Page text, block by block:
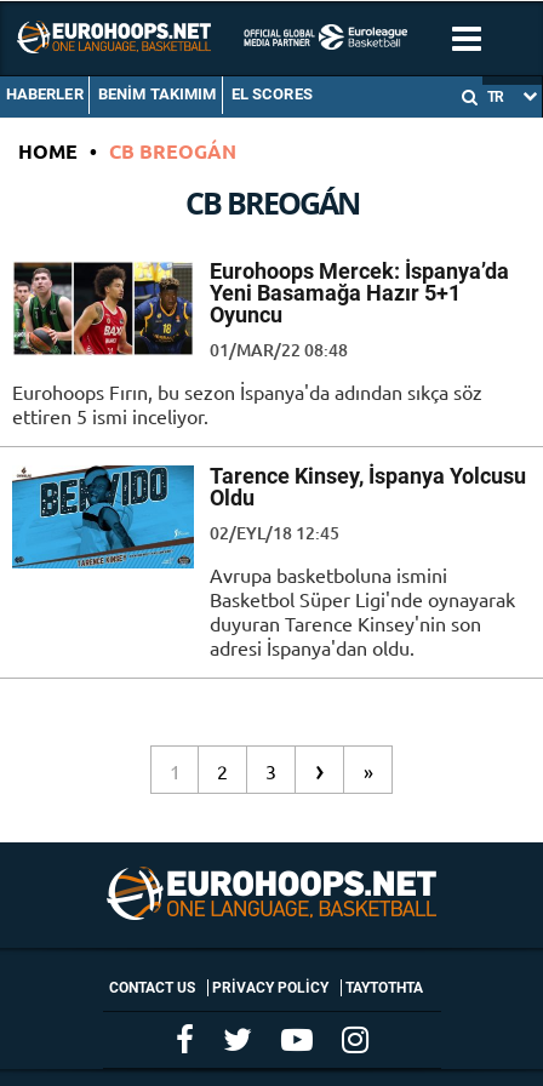
HABERLER BENIM TAKIMIM EL SCORES TR
HOME • CB BREOGÁN
CB BREOGÁN
Eurohoops Mercek: İspanya’da
Yeni Basamağa Hazır 5+1
Oyuncu
01/MAR/22 08:48
Eurohoops Fırın, bu sezon İspanya'da adından sıkça söz
ettiren 5 ismi inceliyor.
Tarence Kinsey, İspanya Yolcusu
Oldu
02/EYL/18 12:45
Avrupa basketboluna ismini
Basketbol Süper Ligi'nde oynayarak
duyuran Tarence Kinsey'nin son
adresi İspanya'dan oldu.
1 2 3 › »
CONTACT US PRIVACY POLICY ΤΑΥΤΟΤΗΤΑ